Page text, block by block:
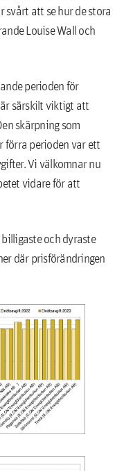
svårt att se hur de stora
Louise Wall och
perioden för
särskilt viktigt att
skärpning som
förra perioden var ett
Vi välkomnar nu
vidare för att
och dyraste
där prisförändringen